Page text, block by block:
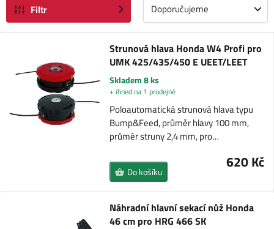
Filtr Doporučujeme
Strunová hlava Honda W4 Profi pro
UMK 425/435/450 E UEET/LEET
Skladem 8 ks
+ ihned na 1 prodejně
Poloautomatická strunová hlava typu
Bump&Feed, průměr hlavy 100 mm,
průměr struny 2,4 mm, pro…
620 Kč
Do košíku
Náhradní hlavní sekací nůž Honda
46 cm pro HRG 466 SK